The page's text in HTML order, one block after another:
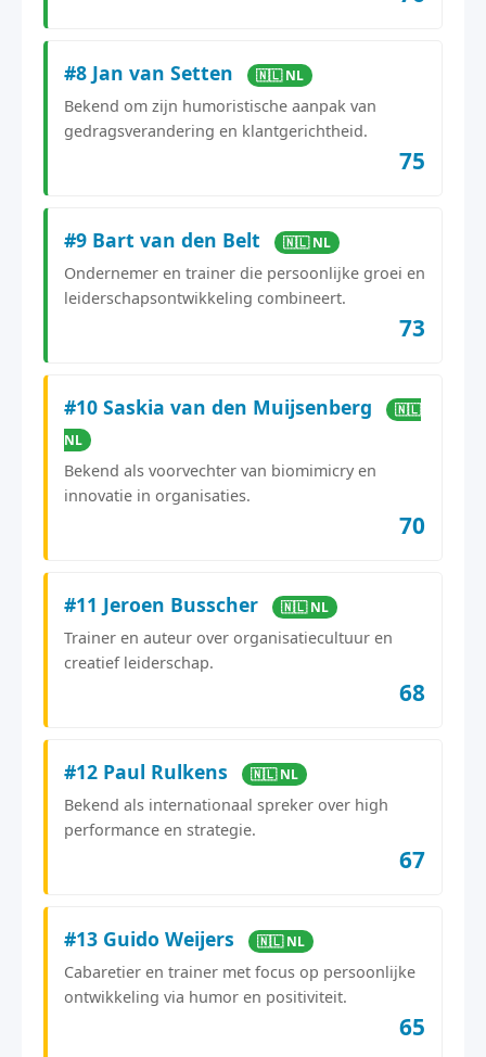
#8 Jan van Setten 🇳🇱 NL
Bekend om zijn humoristische aanpak van
gedragsverandering en klantgerichtheid.
75
#9 Bart van den Belt 🇳🇱 NL
Ondernemer en trainer die persoonlijke groei en
leiderschapsontwikkeling combineert.
73
#10 Saskia van den Muijsenberg
🇳🇱
NL
Bekend als voorvechter van biomimicry en
innovatie in organisaties.
70
#11 Jeroen Busscher 🇳🇱 NL
Trainer en auteur over organisatiecultuur en
creatief leiderschap.
68
#12 Paul Rulkens 🇳🇱 NL
Bekend als internationaal spreker over high
performance en strategie.
67
#13 Guido Weijers 🇳🇱 NL
Cabaretier en trainer met focus op persoonlijke
ontwikkeling via humor en positiviteit.
65